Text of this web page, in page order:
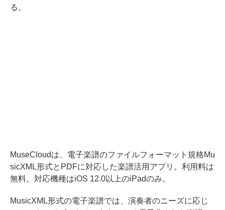
る。
MuseCloudは、電子楽譜のファイルフォーマット規格Mu
sicXML形式とPDFに対応した楽譜活用アプリ。利用料は
無料。対応機種はiOS 12.0以上のiPadのみ。
MusicXML形式の電子楽譜では、演奏者のニーズに応じ